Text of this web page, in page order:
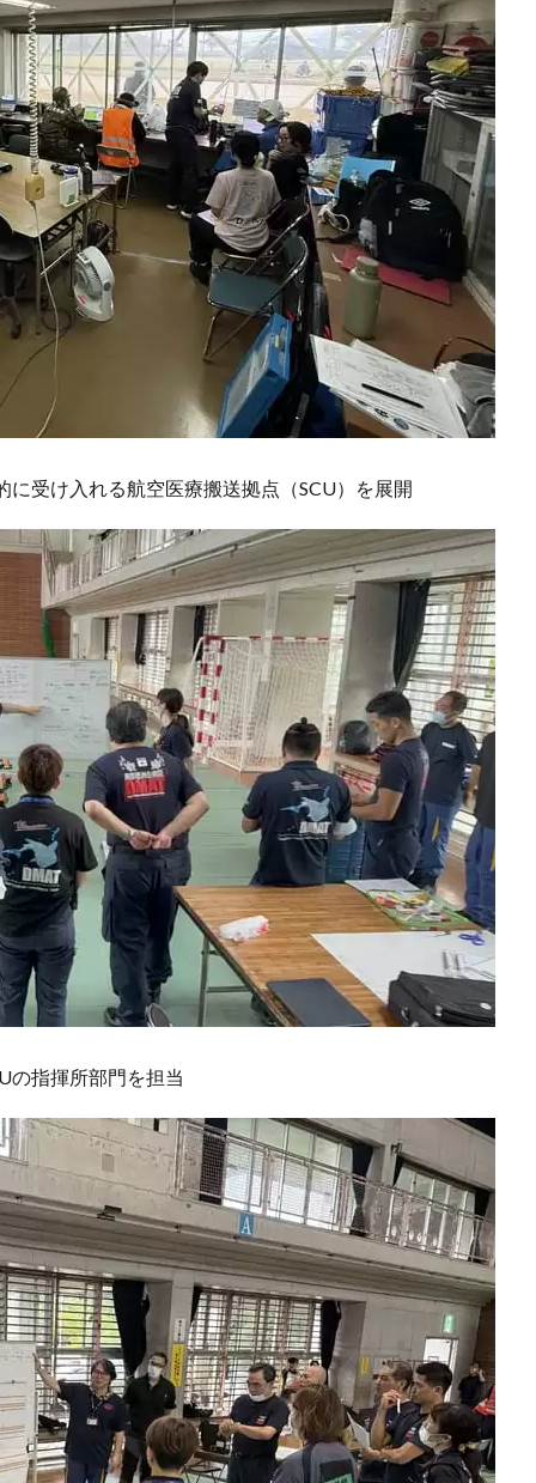
受け入れる航空医療搬送拠点（SCU）を展開
の指揮所部門を担当